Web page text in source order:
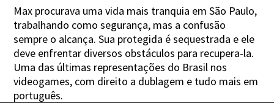
Max procurava uma vida mais tranquia em São Paulo,
trabalhando como segurança, mas a confusão
sempre o alcança. Sua protegida é sequestrada e ele
deve enfrentar diversos obstáculos para recupera-la.
Uma das últimas representações do Brasil nos
videogames, com direito a dublagem e tudo mais em
português.